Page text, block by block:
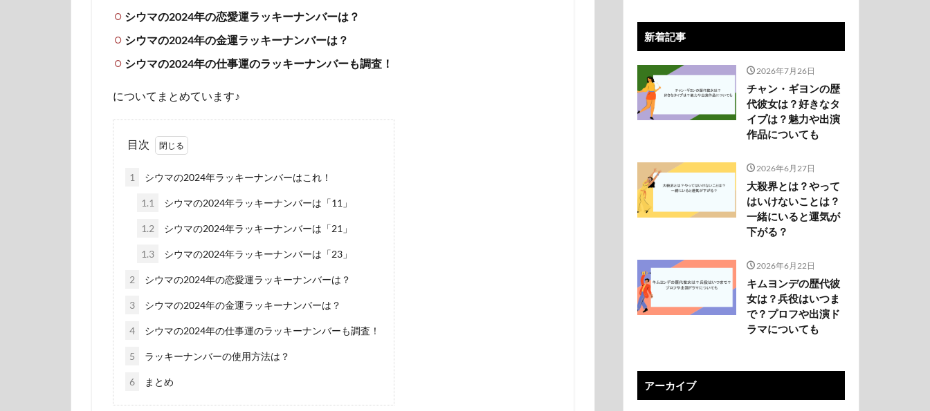
シウマの2024年の恋愛運ラッキーナンバーは？
シウマの2024年の金運ラッキーナンバーは？
シウマの2024年の仕事運のラッキーナンバーも調査！
についてまとめています♪
目次
1 シウマの2024年ラッキーナンバーはこれ！
1.1 シウマの2024年ラッキーナンバーは「11」
1.2 シウマの2024年ラッキーナンバーは「21」
1.3 シウマの2024年ラッキーナンバーは「23」
2 シウマの2024年の恋愛運ラッキーナンバーは？
3 シウマの2024年の金運ラッキーナンバーは？
4 シウマの2024年の仕事運のラッキーナンバーも調査！
5 ラッキーナンバーの使用方法は？
6 まとめ
新着記事
2026年7月26日
チャン・ギヨンの歴
代彼女は？好きなタ
イプは？魅力や出演
作品についても
2026年6月27日
大殺界とは？やって
はいけないことは？
一緒にいると運気が
下がる？
2026年6月22日
キムヨンデの歴代彼
女は？兵役はいつま
で？プロフや出演ド
ラマについても
アーカイブ